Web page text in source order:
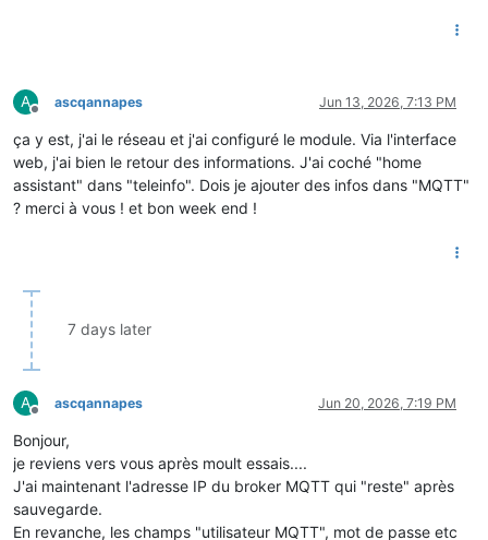
A
Offline
ascqannapes Jun 13, 2026, 7:13 PM
ça y est, j'ai le réseau et j'ai configuré le module. Via l'interface
web, j'ai bien le retour des informations. J'ai coché "home
assistant" dans "teleinfo". Dois je ajouter des infos dans "MQTT"
? merci à vous ! et bon week end !
7 days later
A
Offline
ascqannapes Jun 20, 2026, 7:19 PM
Bonjour,
je reviens vers vous après moult essais....
J'ai maintenant l'adresse IP du broker MQTT qui "reste" après
sauvegarde.
En revanche, les champs "utilisateur MQTT", mot de passe etc